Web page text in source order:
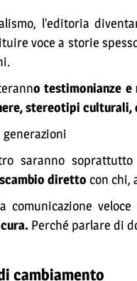
l’editoria
voce a storie
o testimonianze e
stereotipi
generazioni
saranno
diretto con chi,
comunicazione
Perché parlare di
cambiamento